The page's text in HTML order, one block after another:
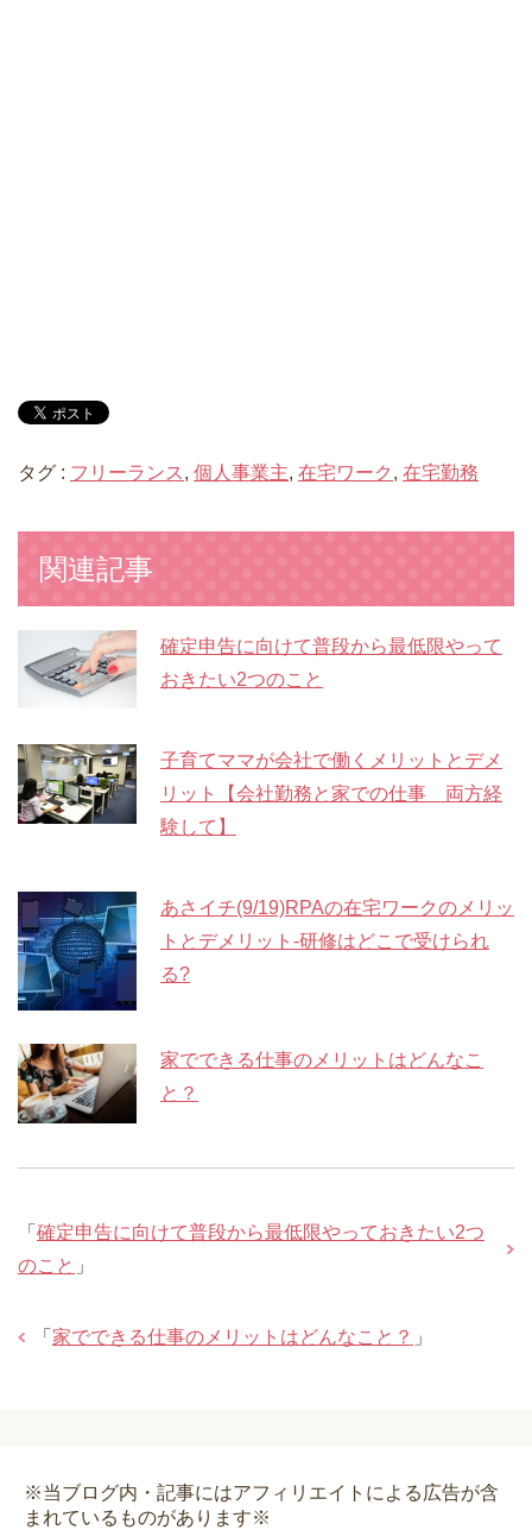
タグ : フリーランス , 個人事業主, 在宅ワーク , 在宅勤務
関連記事
確定申告に向けて普段から最低限やって
おきたい2つのこと
子育てママが会社で働くメリットとデメ
リット【会社勤務と家での仕事 両方経
験して】
あさイチ(9/19)RPAの在宅ワークのメリッ
トとデメリット-研修はどこで受けられ
る?
家でできる仕事のメリットはどんなこ
と？
「 確定申告に向けて普段から最低限やっておきたい2つ
のこと 」
「 家でできる仕事のメリットはどんなこと？ 」
※当ブログ内・記事にはアフィリエイトによる広告が含
まれているものがあります※